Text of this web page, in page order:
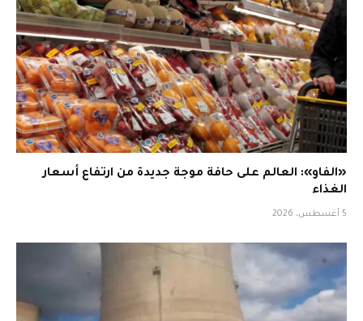
«الفاو»: العالم على حافة موجة جديدة من ارتفاع أسعار
الغذاء
5 أغسطس، 2026